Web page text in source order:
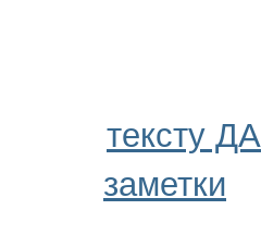
тексту ДА
заметки